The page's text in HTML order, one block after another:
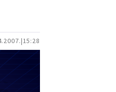
15:28